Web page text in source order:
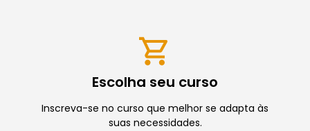
Escolha seu curso
Inscreva-se no curso que melhor se adapta às
suas necessidades.